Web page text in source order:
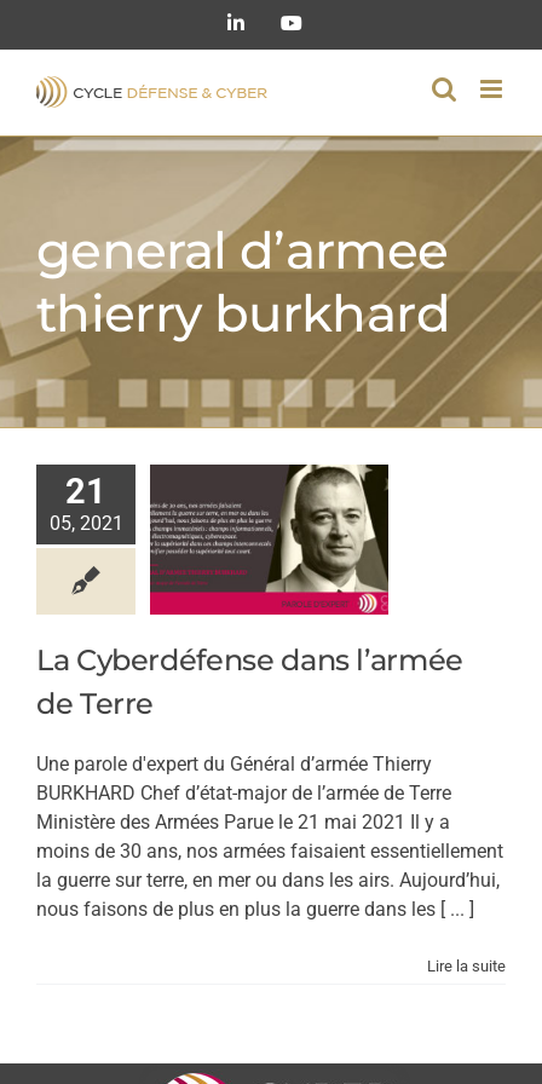
contenu
LinkedInYouTube
general d’armee
thierry burkhard
21
05, 2021
La Cyberdéfense dans l’armée
de Terre
Une parole d'expert du Général d’armée Thierry
BURKHARD Chef d’état-major de l’armée de Terre
Ministère des Armées Parue le 21 mai 2021 Il y a
moins de 30 ans, nos armées faisaient essentiellement
la guerre sur terre, en mer ou dans les airs. Aujourd’hui,
nous faisons de plus en plus la guerre dans les [ ... ]
Lire la suite